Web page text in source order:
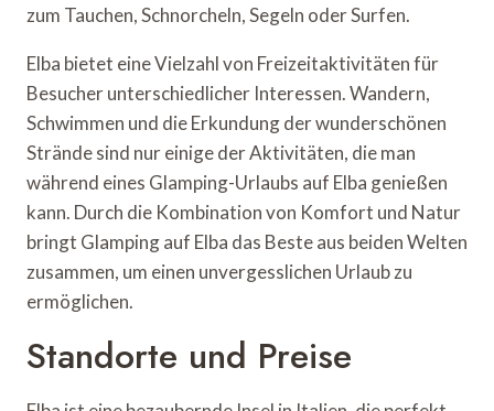
zum Tauchen, Schnorcheln, Segeln oder Surfen.
Elba bietet eine Vielzahl von Freizeitaktivitäten für
Besucher unterschiedlicher Interessen. Wandern,
Schwimmen und die Erkundung der wunderschönen
Strände sind nur einige der Aktivitäten, die man
während eines Glamping-Urlaubs auf Elba genießen
kann. Durch die Kombination von Komfort und Natur
bringt Glamping auf Elba das Beste aus beiden Welten
zusammen, um einen unvergesslichen Urlaub zu
ermöglichen.
Standorte und Preise